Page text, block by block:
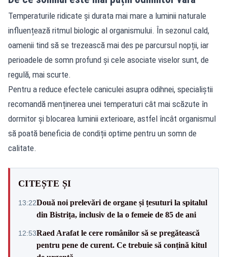
Temperaturile ridicate și durata mai mare a luminii naturale
influențează ritmul biologic al organismului. În sezonul cald,
oamenii tind să se trezească mai des pe parcursul nopții, iar
perioadele de somn profund și cele asociate viselor sunt, de
regulă, mai scurte.
Pentru a reduce efectele caniculei asupra odihnei, specialiștii
recomandă menținerea unei temperaturi cât mai scăzute în
dormitor și blocarea luminii exterioare, astfel încât organismul
să poată beneficia de condiții optime pentru un somn de
calitate.
CITEȘTE ȘI
13:22Două noi prelevări de organe și țesuturi la spitalul
din Bistrița, inclusiv de la o femeie de 85 de ani
12:53Raed Arafat le cere românilor să se pregătească
pentru pene de curent. Ce trebuie să conțină kitul